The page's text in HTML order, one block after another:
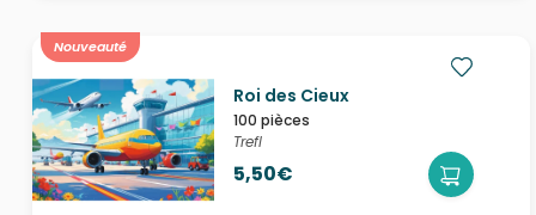
Nouveauté
Roi des Cieux
100 pièces
Trefl
5,50€